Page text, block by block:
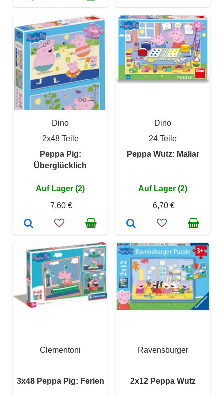
Dino
2x48 Teile
Peppa Pig:
Überglücklich
Auf Lager (2)
7,60 €
Dino
24 Teile
Peppa Wutz: Maliar
Auf Lager (2)
6,70 €
Clementoni
3x48 Peppa Pig: Ferien
Ravensburger
2x12 Peppa Wutz